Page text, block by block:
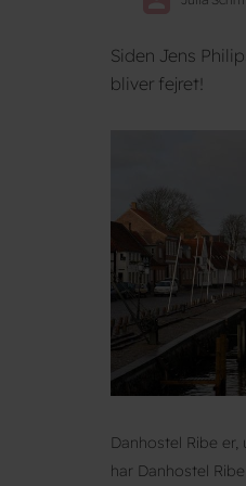
Siden Jens
bliver fejret!
Danhostel Ribe
har Danhostel